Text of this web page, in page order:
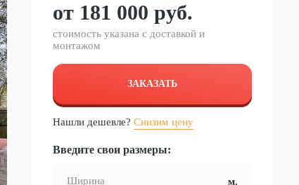
от 181 000 руб.
стоимость указана с доставкой и
монтажом
ЗАКАЗАТЬ
Нашли дешевле? Снизим цену
Введите свои размеры: